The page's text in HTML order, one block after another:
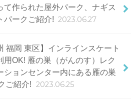
て作られた屋外パーク、ナギス
パークご紹介! 2023.06.27
福岡 東区】インラインスケート
用OK! 雁の巣（がんのす）レク
ションセンター内にある雁の巣
ご紹介! 2023.06.25